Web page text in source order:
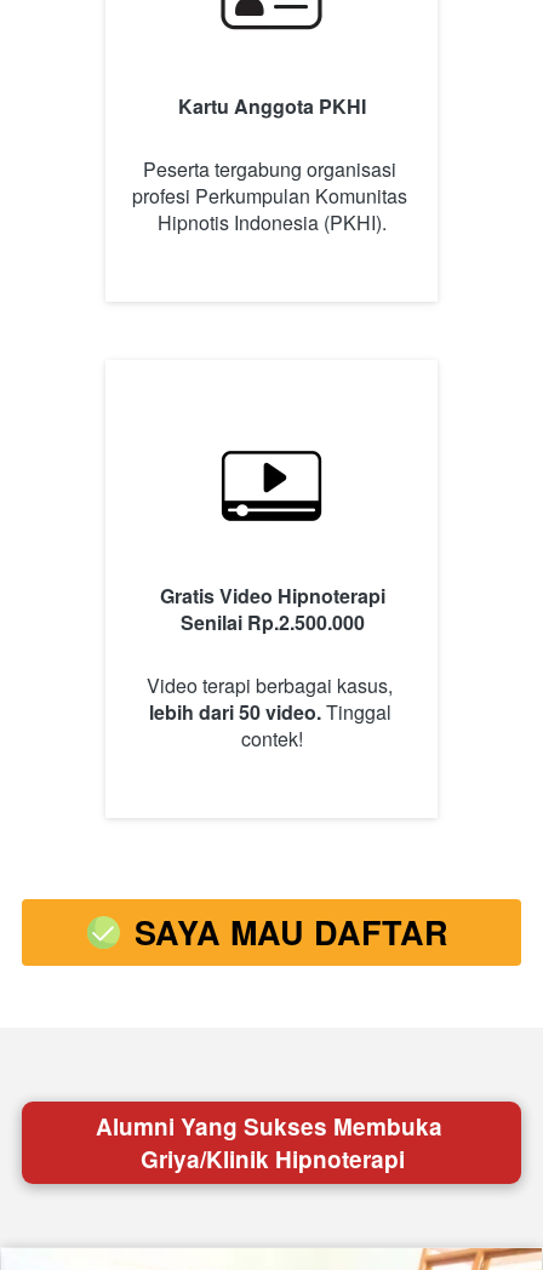
Kartu Anggota PKHI
Peserta tergabung organisasi
profesi Perkumpulan Komunitas
Hipnotis Indonesia (PKHI).
Gratis Video Hipnoterapi
Senilai Rp.2.500.000
lebih dari 50 video. Tinggal
contek!
` SAYA MAU DAFTAR
Alumni Yang Sukses Membuka
Griya/Klinik Hipnoterapi